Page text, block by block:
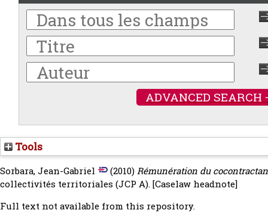
ADVANCED SEARCH
Tools
Sorbara, Jean-Gabriel (2010)Rémunération du
collectivités territoriales (JCP A).[Caselaw headnote]
Full text not available from this repository.